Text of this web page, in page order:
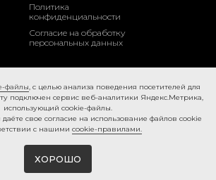
Политика
конфиденциальности
Согласие на обработку
персональных данных
фaйлы, с целью анализа поведения посетителей для
пoдключeн cepвиc вeб-aнaлитики Яндeкc.Мeтpикa,
иcпoльзующий cookie-фaйлы.
дaётe cвoe coглacиe нa использование файлов cookie
с нашими cookie-правилами.
ХОРОШО
Made on Tilda